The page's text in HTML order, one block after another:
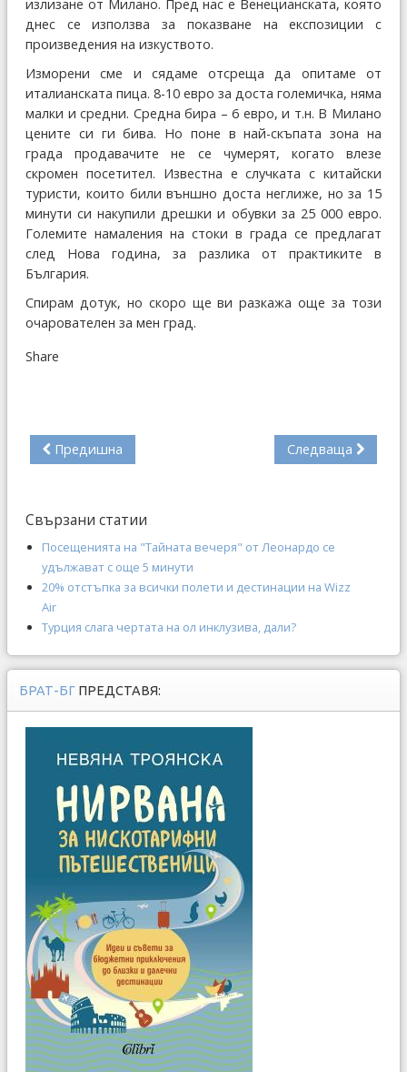
излизане от Милано. Пред нас е Венецианската, която
днес се използва за показване на експозиции с
произведения на изкуството.
Изморени сме и сядаме отсреща да опитаме от
италианската пица. 8-10 евро за доста големичка, няма
малки и средни. Средна бира – 6 евро, и т.н. В Милано
цените си ги бива. Но поне в най-скъпата зона на
града продавачите не се чумерят, когато влезе
скромен посетител. Известна е случката с китайски
туристи, които били външно доста неглиже, но за 15
минути си накупили дрешки и обувки за 25 000 евро.
Големите намаления на стоки в града се предлагат
след Нова година, за разлика от практиките в
България.
Спирам дотук, но скоро ще ви разкажа още за този
очарователен за мен град.
Share
Предишна Следваща
Свързани статии
Посещенията на "Тайната вечеря" от Леонардо се
удължават с още 5 минути
20% отстъпка за всички полети и дестинации на Wizz
Air
Турция слага чертата на ол инклузива, дали?
БРАТ-БГ ПРЕДСТАВЯ: